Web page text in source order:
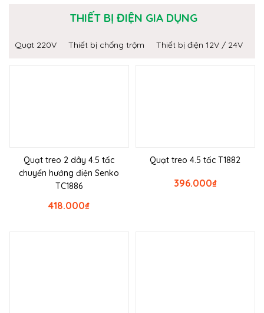
THIẾT BỊ ĐIỆN GIA DỤNG
Quạt 220V Thiết bị chống trộm Thiết bị điện 12V / 24V
Quạt treo 2 dây 4.5 tấc
chuyển hướng điện Senko
TC1886
₫
418.000
Quạt treo 4.5 tấc T1882
₫
396.000